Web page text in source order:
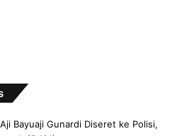
Bayuaji Gunardi Diseret ke Polisi,